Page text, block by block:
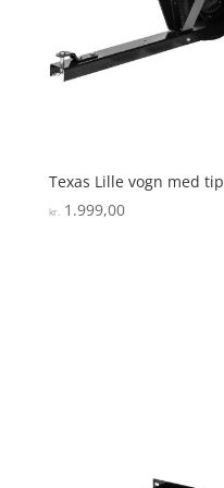
Texas Lille vogn med tip
kr.1.999,00